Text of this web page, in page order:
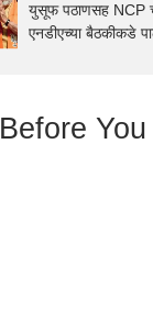
युसूफ पठाणसह NCP
एनडीएच्या बैठकीकडे
Before